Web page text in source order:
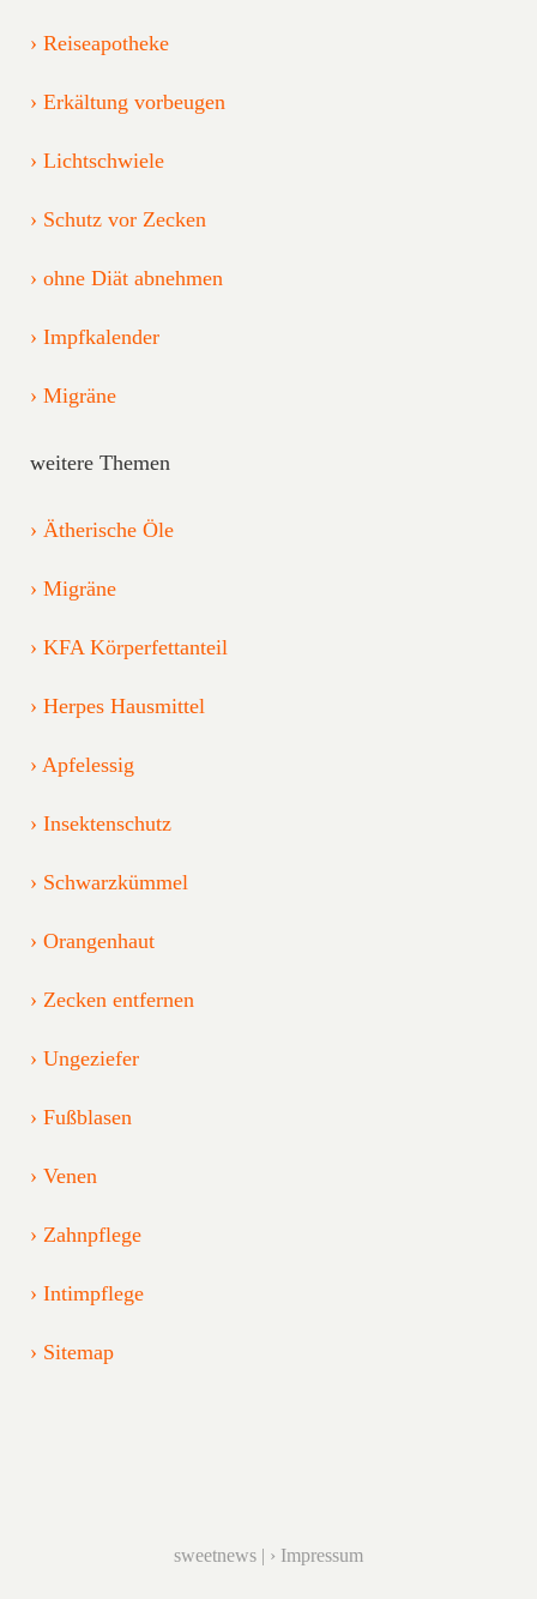
Reiseapotheke
Erkältung vorbeugen
Lichtschwiele
Schutz vor Zecken
ohne Diät abnehmen
Impfkalender
Migräne
weitere Themen
Ätherische Öle
Migräne
KFA Körperfettanteil
Herpes Hausmittel
Apfelessig
Insektenschutz
Schwarzkümmel
Orangenhaut
Zecken entfernen
Ungeziefer
Fußblasen
Venen
Zahnpflege
Intimpflege
Sitemap
sweetnews | Impressum